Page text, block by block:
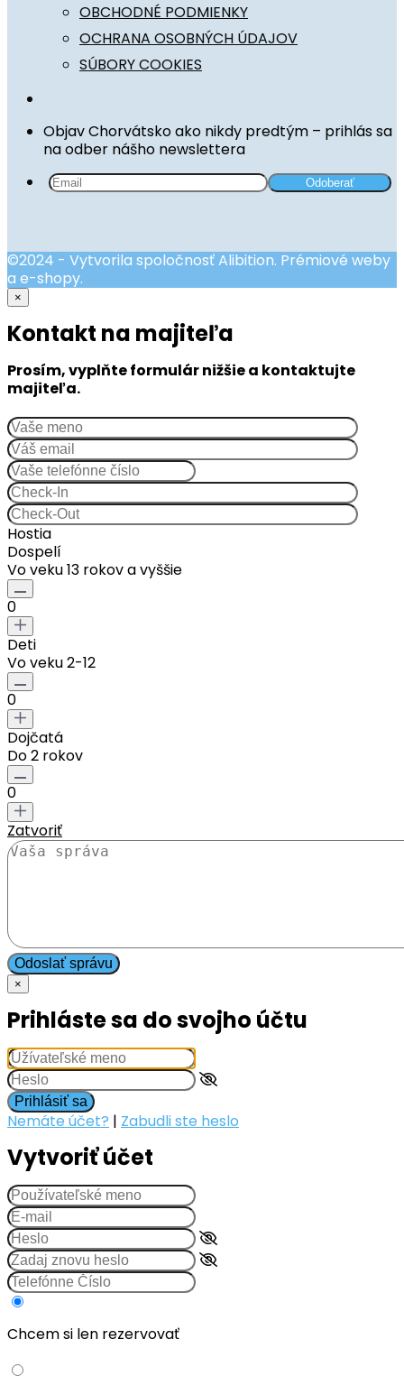
OBCHODNÉ PODMIENKY
OCHRANA OSOBNÝCH ÚDAJOV
SÚBORY COOKIES
Objav Chorvátsko ako nikdy predtým – prihlás sa
na odber nášho newslettera
©2024 - Vytvorila spoločnosť Alibition. Prémiové weby
a e-shopy.
×
Kontakt na majiteľa
Prosím, vyplňte formulár nižšie a kontaktujte
majiteľa.
Hostia
Dospelí
Vo veku 13 rokov a vyššie
0
Deti
Vo veku 2-12
0
Dojčatá
Do 2 rokov
0
Zatvoriť
Odoslať správu
×
Prihláste sa do svojho účtu
Prihlásiť sa
Nemáte účet? | Zabudli ste heslo
Vytvoriť účet
Chcem si len rezervovať